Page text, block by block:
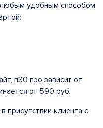
удобным способом
п30 про зависит от
от 590 руб.
присутствии клиента с